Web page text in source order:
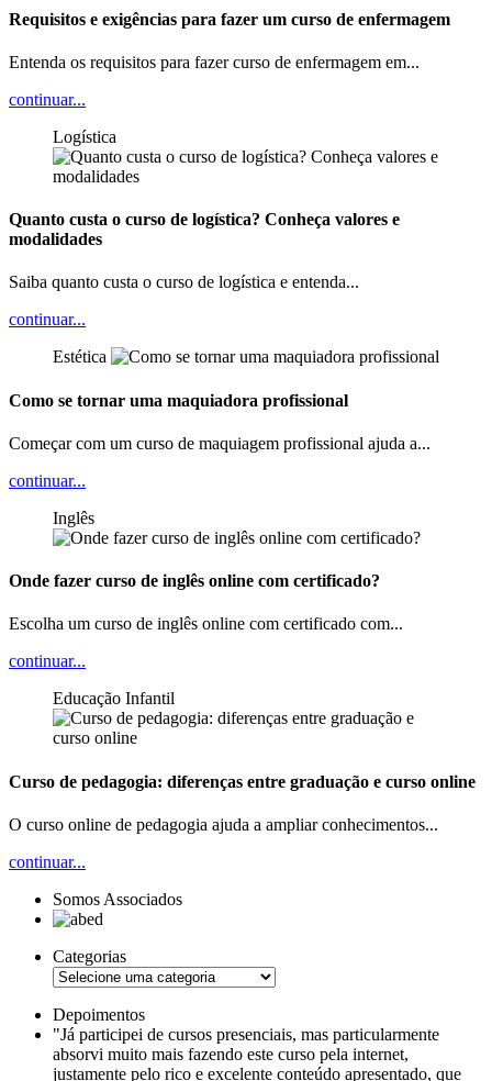
Requisitos e exigências para fazer um curso de enfermagem
Entenda os requisitos para fazer curso de enfermagem em...
continuar...
Logística
Quanto custa o curso de logística? Conheça valores e
modalidades
Saiba quanto custa o curso de logística e entenda...
continuar...
Estética
Como se tornar uma maquiadora profissional
Começar com um curso de maquiagem profissional ajuda a...
continuar...
Inglês
Onde fazer curso de inglês online com certificado?
Escolha um curso de inglês online com certificado com...
continuar...
Educação Infantil
Curso de pedagogia: diferenças entre graduação e curso online
O curso online de pedagogia ajuda a ampliar conhecimentos...
continuar...
Somos Associados
Categorias
Depoimentos
"Já participei de cursos presenciais, mas particularmente
absorvi muito mais fazendo este curso pela internet,
justamente pelo rico e excelente conteúdo apresentado, que